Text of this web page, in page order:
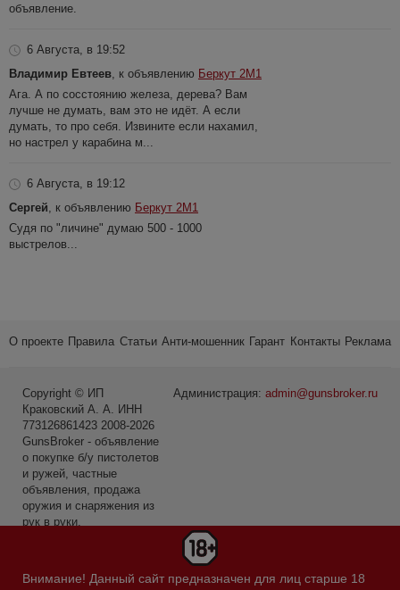
объявление.
6 Августа, в 19:52
Владимир Евтеев , к объявлению Беркут 2М1
Ага. А по сосстоянию железа, дерева? Вам
лучше не думать, вам это не идёт. А если
думать, то про себя. Извините если нахамил,
но настрел у карабина м...
6 Августа, в 19:12
Сергей , к объявлению Беркут 2М1
Судя по "личине" думаю 500 - 1000
выстрелов...
Внимание! Данный сайт предназначен для лиц старше 18
О проекте Правила Статьи Анти-мошенник Гарант Контакты Реклама
Администрация: admin@gunsbroker.ru
Copyright © ИП
Краковский А. А. ИНН
773126861423 2008-2026
GunsBroker - объявление
о покупке б/у пистолетов
и ружей, частные
объявления, продажа
оружия и снаряжения из
рук в руки.
и рыбалка по данным